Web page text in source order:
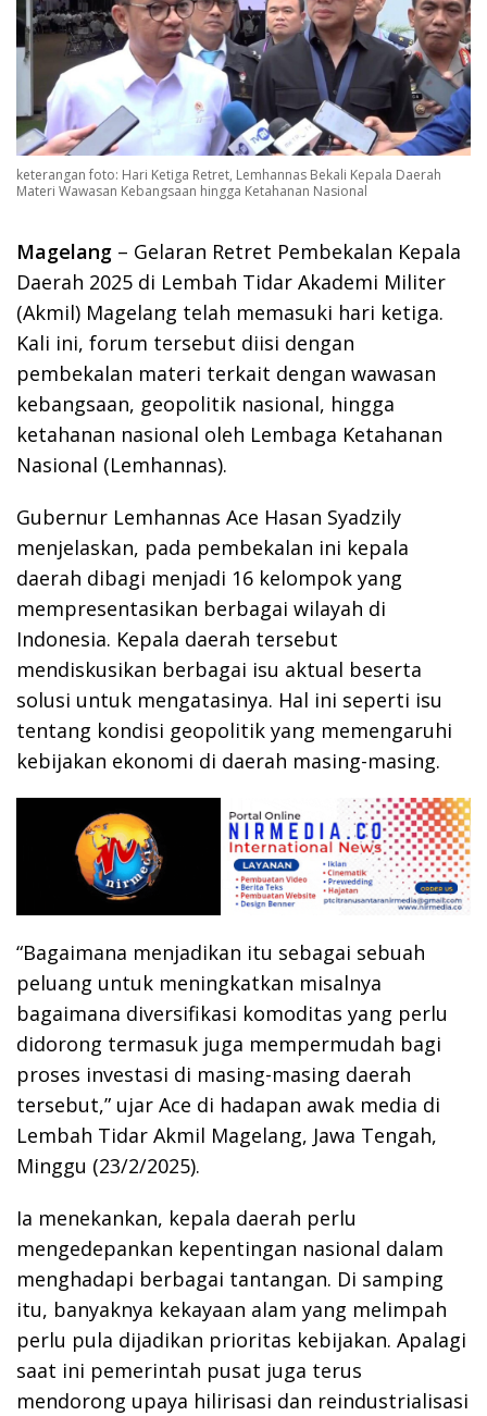
keterangan foto: Hari Ketiga Retret, Lemhannas Bekali Kepala Daerah
Materi Wawasan Kebangsaan hingga Ketahanan Nasional
Magelang – Gelaran Retret Pembekalan Kepala
Daerah 2025 di Lembah Tidar Akademi Militer
(Akmil) Magelang telah memasuki hari ketiga.
Kali ini, forum tersebut diisi dengan
pembekalan materi terkait dengan wawasan
kebangsaan, geopolitik nasional, hingga
ketahanan nasional oleh Lembaga Ketahanan
Nasional (Lemhannas).
Gubernur Lemhannas Ace Hasan Syadzily
menjelaskan, pada pembekalan ini kepala
daerah dibagi menjadi 16 kelompok yang
mempresentasikan berbagai wilayah di
Indonesia. Kepala daerah tersebut
mendiskusikan berbagai isu aktual beserta
solusi untuk mengatasinya. Hal ini seperti isu
tentang kondisi geopolitik yang memengaruhi
kebijakan ekonomi di daerah masing-masing.
“Bagaimana menjadikan itu sebagai sebuah
peluang untuk meningkatkan misalnya
bagaimana diversifikasi komoditas yang perlu
didorong termasuk juga mempermudah bagi
proses investasi di masing-masing daerah
tersebut,” ujar Ace di hadapan awak media di
Lembah Tidar Akmil Magelang, Jawa Tengah,
Minggu (23/2/2025).
Ia menekankan, kepala daerah perlu
mengedepankan kepentingan nasional dalam
menghadapi berbagai tantangan. Di samping
itu, banyaknya kekayaan alam yang melimpah
perlu pula dijadikan prioritas kebijakan. Apalagi
saat ini pemerintah pusat juga terus
mendorong upaya hilirisasi dan reindustrialisasi